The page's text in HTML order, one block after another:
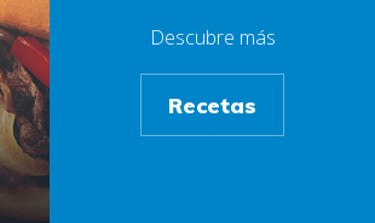
Descubre más
Recetas